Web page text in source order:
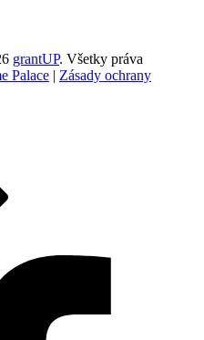
grantUP. Všetky práva
Palace | Zásady ochrany